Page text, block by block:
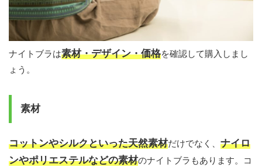
ナイトブラは素材・デザイン・価格を確認して購入しまし
ょう。
素材
コットンやシルクといった天然素材だけでなく、 ナイロ
ンやポリエステルなどの素材のナイトブラもあります。コ